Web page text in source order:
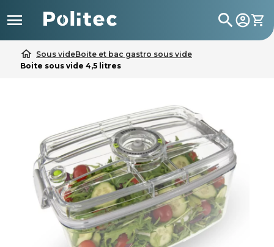
 search
home Sous videBoite et bac gastro sous vide
Boite sous vide 4,5 litres